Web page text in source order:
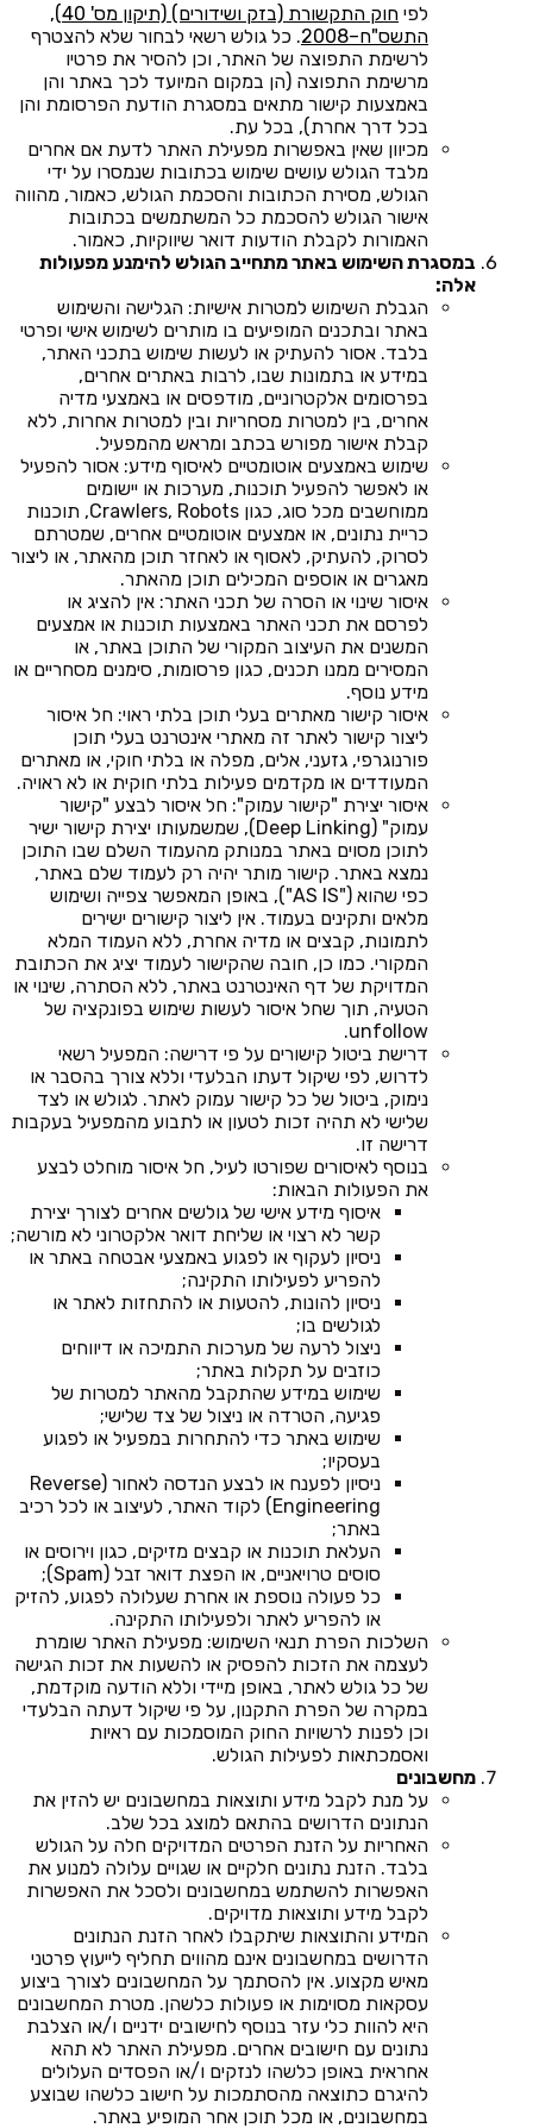
לפי
חוק התקשורת (בזק ושידורים) (תיקון מס' 40),
התשס"ח–2008
. כל גולש רשאי לבחור שלא להצטרף
לרשימת התפוצה של האתר, וכן להסיר את פרטיו
מרשימת התפוצה (הן במקום המיועד לכך באתר והן
באמצעות קישור מתאים במסגרת הודעת הפרסומת והן
בכל דרך אחרת), בכל עת.
מכיוון שאין באפשרות מפעילת האתר לדעת אם אחרים
מלבד הגולש עושים שימוש בכתובות שנמסרו על ידי
הגולש, מסירת הכתובות והסכמת הגולש, כאמור, מהווה
אישור הגולש להסכמת כל המשתמשים בכתובות
האמורות לקבלת הודעות דואר שיווקיות, כאמור.
במסגרת השימוש באתר מתחייב הגולש להימנע מפעולות
אלה:
הגבלת השימוש למטרות אישיות: הגלישה והשימוש
באתר ובתכנים המופיעים בו מותרים לשימוש אישי ופרטי
בלבד. אסור להעתיק או לעשות שימוש בתכני האתר,
במידע או בתמונות שבו, לרבות באתרים אחרים,
בפרסומים אלקטרוניים, מודפסים או באמצעי מדיה
אחרים, בין למטרות מסחריות ובין למטרות אחרות, ללא
קבלת אישור מפורש בכתב ומראש מהמפעיל.
שימוש באמצעים אוטומטיים לאיסוף מידע: אסור להפעיל
או לאפשר להפעיל תוכנות, מערכות או יישומים
ממוחשבים מכל סוג, כגון Crawlers, Robots, תוכנות
כריית נתונים, או אמצעים אוטומטיים אחרים, שמטרתם
לסרוק, להעתיק, לאסוף או לאחזר תוכן מהאתר, או ליצור
מאגרים או אוספים המכילים תוכן מהאתר.
איסור שינוי או הסרה של תכני האתר: אין להציג או
לפרסם את תכני האתר באמצעות תוכנות או אמצעים
המשנים את העיצוב המקורי של התוכן באתר, או
המסירים ממנו תכנים, כגון פרסומות, סימנים מסחריים או
מידע נוסף.
איסור קישור מאתרים בעלי תוכן בלתי ראוי: חל איסור
ליצור קישור לאתר זה מאתרי אינטרנט בעלי תוכן
פורנוגרפי, גזעני, אלים, מפלה או בלתי חוקי, או מאתרים
המעודדים או מקדמים פעילות בלתי חוקית או לא ראויה.
איסור יצירת "קישור עמוק": חל איסור לבצע "קישור
עמוק" (Deep Linking), שמשמעותו יצירת קישור ישיר
לתוכן מסוים באתר במנותק מהעמוד השלם שבו התוכן
נמצא באתר. קישור מותר יהיה רק לעמוד שלם באתר,
כפי שהוא ("AS IS"), באופן המאפשר צפייה ושימוש
מלאים ותקינים בעמוד. אין ליצור קישורים ישירים
לתמונות, קבצים או מדיה אחרת, ללא העמוד המלא
המקורי. כמו כן, חובה שהקישור לעמוד יציג את הכתובת
המדויקת של דף האינטרנט באתר, ללא הסתרה, שינוי או
הטעיה, תוך שחל איסור לעשות שימוש בפונקציה של
unfollow.
דרישת ביטול קישורים על פי דרישה: המפעיל רשאי
לדרוש, לפי שיקול דעתו הבלעדי וללא צורך בהסבר או
נימוק, ביטול של כל קישור עמוק לאתר. לגולש או לצד
שלישי לא תהיה זכות לטעון או לתבוע מהמפעיל בעקבות
דרישה זו.
בנוסף לאיסורים שפורטו לעיל, חל איסור מוחלט לבצע
את הפעולות הבאות:
איסוף מידע אישי של גולשים אחרים לצורך יצירת
קשר לא רצוי או שליחת דואר אלקטרוני לא מורשה;
ניסיון לעקוף או לפגוע באמצעי אבטחה באתר או
להפריע לפעילותו התקינה;
ניסיון להונות, להטעות או להתחזות לאתר או
לגולשים בו;
ניצול לרעה של מערכות התמיכה או דיווחים
כוזבים על תקלות באתר;
שימוש במידע שהתקבל מהאתר למטרות של
פגיעה, הטרדה או ניצול של צד שלישי;
שימוש באתר כדי להתחרות במפעיל או לפגוע
בעסקיו;
ניסיון לפענח או לבצע הנדסה לאחור (Reverse
Engineering) לקוד האתר, לעיצוב או לכל רכיב
באתר;
העלאת תוכנות או קבצים מזיקים, כגון וירוסים או
סוסים טרויאניים, או הפצת דואר זבל (Spam);
כל פעולה נוספת או אחרת שעלולה לפגוע, להזיק
או להפריע לאתר ולפעילותו התקינה.
השלכות הפרת תנאי השימוש: מפעילת האתר שומרת
לעצמה את הזכות להפסיק או להשעות את זכות הגישה
של כל גולש לאתר, באופן מיידי וללא הודעה מוקדמת,
במקרה של הפרת התקנון, על פי שיקול דעתה הבלעדי
וכן לפנות לרשויות החוק המוסמכות עם ראיות
ואסמכתאות לפעילות הגולש.
מחשבונים
על מנת לקבל מידע ותוצאות במחשבונים יש להזין את
הנתונים הדרושים בהתאם למוצג בכל שלב.
האחריות על הזנת הפרטים המדויקים חלה על הגולש
בלבד. הזנת נתונים חלקיים או שגויים עלולה למנוע את
האפשרות להשתמש במחשבונים ולסכל את האפשרות
לקבל מידע ותוצאות מדויקים.
המידע והתוצאות שיתקבלו לאחר הזנת הנתונים
הדרושים במחשבונים אינם מהווים תחליף לייעוץ פרטני
מאיש מקצוע. אין להסתמך על המחשבונים לצורך ביצוע
עסקאות מסוימות או פעולות כלשהן. מטרת המחשבונים
היא להוות כלי עזר בנוסף לחישובים ידניים ו/או הצלבת
נתונים עם חישובים אחרים. מפעילת האתר לא תהא
אחראית באופן כלשהו לנזקים ו/או הפסדים העלולים
להיגרם כתוצאה מהסתמכות על חישוב כלשהו שבוצע
במחשבונים, או מכל תוכן אחר המופיע באתר.